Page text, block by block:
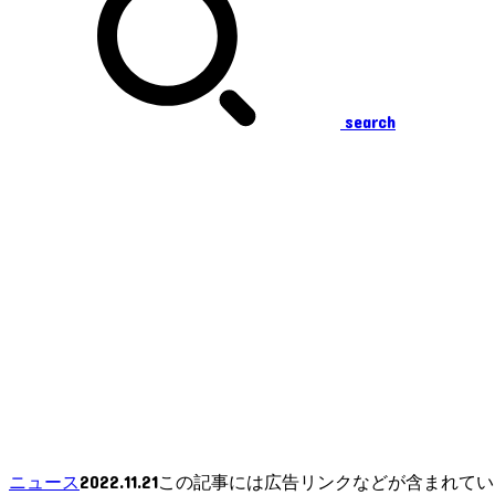
search
ニュース2022.11.21この記事には広告リンクなどが含まれて